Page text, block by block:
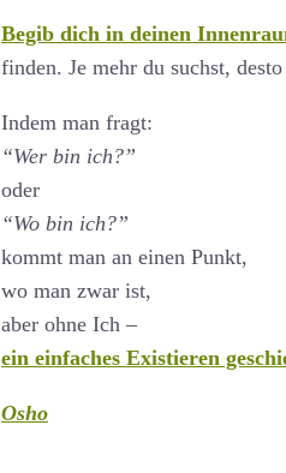
Begib dich in deinen
finden. Je mehr du suchst,
Indem man fragt:
“Wer bin ich?”
oder
“Wo bin ich?”
kommt man an einen Punkt,
wo man zwar ist,
aber ohne Ich –
ein einfaches Existieren
Osho